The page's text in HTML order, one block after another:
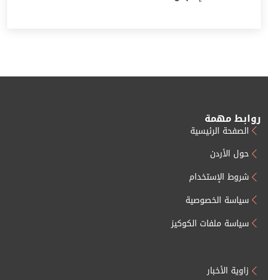
روابط مهمة
الصفحة الرئيسية
حول الأردن
شروط الإستخدام
سياسة الخصوصية
سياسة ملفات الكوكيز
زاوية الأخبار